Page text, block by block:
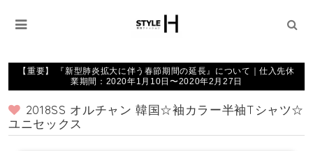
【重要】 『新型肺炎拡大に伴う春節期間の延長』について｜仕入先休
業期間：2020年1月10日〜2020年2月27日
2018SS オルチャン 韓国☆袖カラー半袖Tシャツ☆
ユニセックス